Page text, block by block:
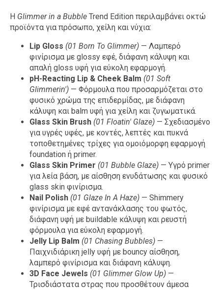
Η Glimmer in a Bubble Trend Edition περιλαμβάνει οκτώ
προϊόντα για πρόσωπο, χείλη και νύχια:
Lip Gloss (01 Born To Glimmer) — Λαμπερό
φινίρισμα με glossy εφέ, διάφανη κάλυψη και
απαλή gloss υφή για εύκολη εφαρμογή.
pH-Reacting Lip & Cheek Balm (01 Soft
Glimmerin') — Φόρμουλα που προσαρμόζεται στο
φυσικό χρώμα της επιδερμίδας, με διάφανη
κάλυψη και balm υφή για χείλη και ζυγωματικά.
Glass Skin Brush (01 Floatin' Glaze) — Σχεδιασμένο
για υγρές υφές, με κοντές, λεπτές και πυκνά
τοποθετημένες τρίχες για ομοιόμορφη εφαρμογή
foundation ή primer.
Glass Skin Primer (01 Bubble Glaze) — Υγρό primer
για λεία βάση, με αίσθηση ενυδάτωσης και φυσικό
glass skin φινίρισμα.
Nail Polish (01 Glaze In A Haze) — Shimmery
φινίρισμα με εφέ αντανάκλασης του φωτός,
διάφανη υφή με buildable κάλυψη και ρευστή
φόρμουλα για εύκολη εφαρμογή.
Jelly Lip Balm (01 Chasing Bubbles) —
Παιχνιδιάρικη jelly υφή με bouncy αίσθηση,
λαμπερό φινίρισμα και διάφανη κάλυψη.
3D Face Jewels (01 Glimmer Glow Up) —
Τρισδιάστατα στρας που προσθέτουν άμεσα